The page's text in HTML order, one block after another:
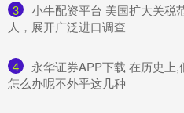
3
小牛配资平台 美国扩大关税
人，展开广泛进口调查
4
永华证券APP下载 在历史上
怎么办呢不外乎这几种